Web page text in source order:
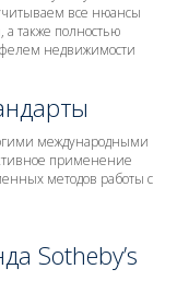
все нюансы
а также полностью
недвижимости
международными
применение
методов работы с
Sotheby’s